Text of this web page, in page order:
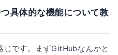
具体的な機能について教
じです。まずGitHubなんかと